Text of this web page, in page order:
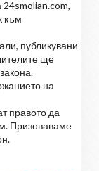
към
публикувани
ще
на
правото да
Призоваваме